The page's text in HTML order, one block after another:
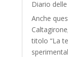
Diario
Anche
titolo “La